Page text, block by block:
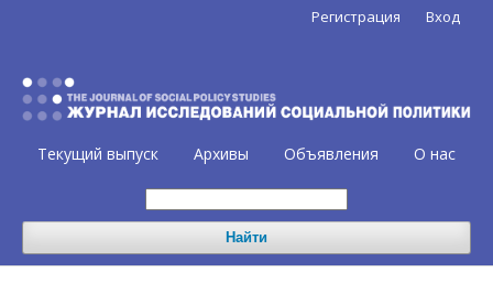
Текущий выпуск Архивы Объявления О нас
Найти
Регистрация Вход